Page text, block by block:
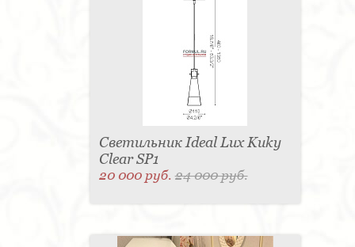
Светильник Ideal Lux Kuky
Clear SP1
20 000 руб.24 000 руб.